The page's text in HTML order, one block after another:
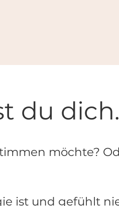
du
möchte?
ist und gefühlt